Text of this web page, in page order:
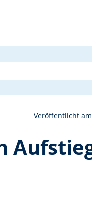
ins
Veröffentlicht